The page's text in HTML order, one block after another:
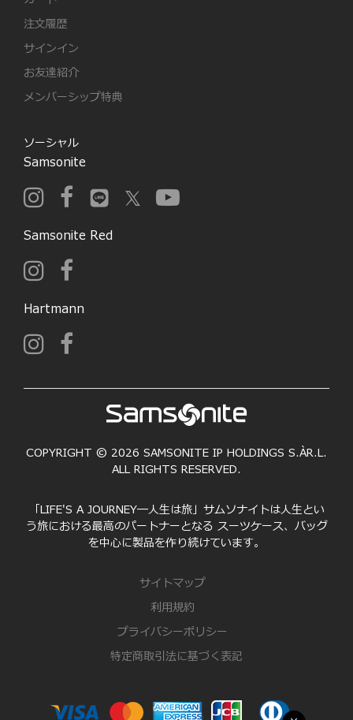
注文履歴
サインイン
お友達紹介
メンバーシップ特典
ソーシャル
Samsonite
Samsonite Red
Hartmann
COPYRIGHT © 2026 SAMSONITE IP HOLDINGS S.ÀR.L.
ALL RIGHTS RESERVED.
「LIFE'S A JOURNEY―人生は旅」サムソナイトは人生とい
う旅における最高のパートナーとなる スーツケース、バッグ
を中心に製品を作り続けています。
サイトマップ
利用規約
プライバシーポリシー
特定商取引法に基づく表記